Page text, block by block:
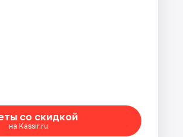
со скидкой
на Kassir.ru